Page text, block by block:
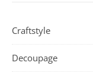
Craftstyle
Decoupage